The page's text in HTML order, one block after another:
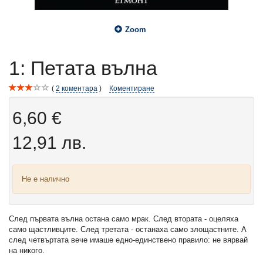
Zoom
1: Петата вълна
2 коментара Коментиране
6,60 €
12,91 лв.
Не е налично
След първата вълна остана само мрак. След втората - оцеляха
само щастливците. След третата - останаха само злощастните. А
след четвъртата вече имаше едно-единствено правило: не вярвай
на никого.